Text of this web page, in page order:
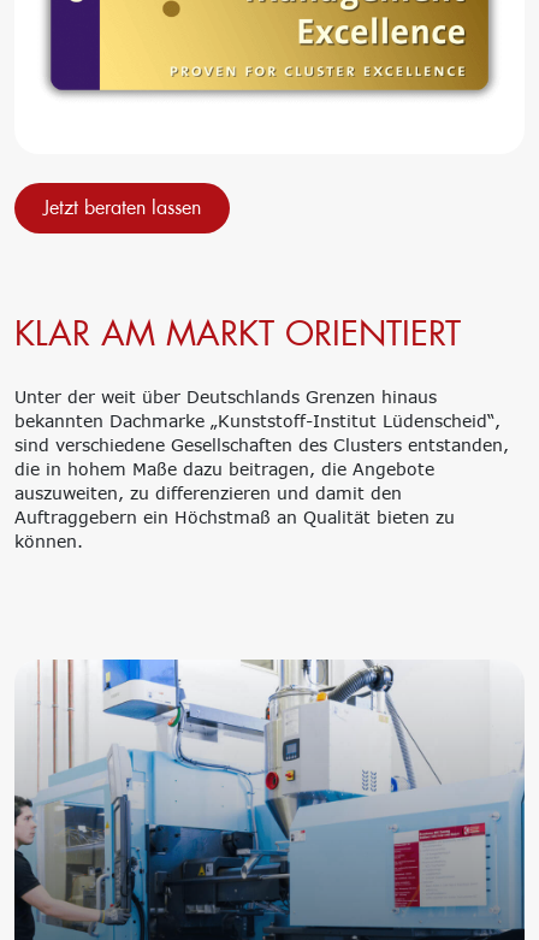
Jetzt beraten lassen
KLAR AM MARKT ORIENTIERT
Unter der weit über Deutschlands Grenzen hinaus
bekannten Dachmarke „Kunststoff-Institut Lüdenscheid“,
sind verschiedene Gesellschaften des Clusters entstanden,
die in hohem Maße dazu beitragen, die Angebote
auszuweiten, zu differenzieren und damit den
Auftraggebern ein Höchstmaß an Qualität bieten zu
können.